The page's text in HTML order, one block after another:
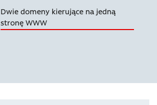
Dwie domeny kierujące na jedną
stronę WWW